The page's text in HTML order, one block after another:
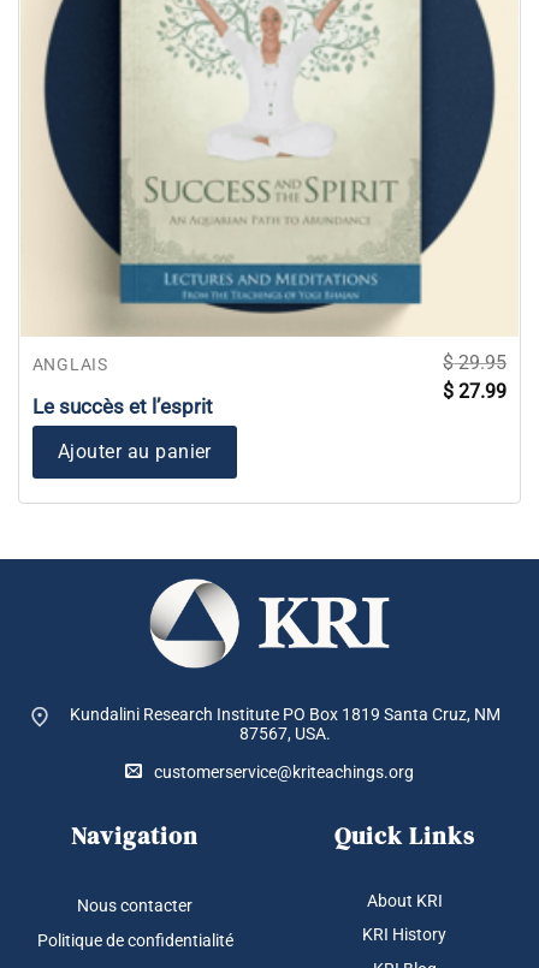
ANGLAIS
Le succès et l’esprit
$29.95
Le
prix
$ 27.99Le
prix
Ajouter au panier
Kundalini Research Institute PO Box 1819 Santa Cruz, NM
87567, USA.
customerservice@kriteachings.org
Navigation
Nous contacter
Politique de confidentialité
Quick Links
About KRI
KRI History